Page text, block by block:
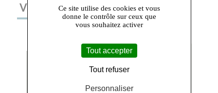
VOUS AIMEREZ AUSSI
Ce site utilise des cookies et vous
donne le contrôle sur ceux que
vous souhaitez activer
Tout accepter
Tout refuser
Personnaliser